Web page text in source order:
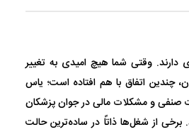
دارند. وقتی شما هیچ امیدی به تغییر
چندین اتفاق با هم افتاده است؛ یاس
صنفی و مشکلات مالی در جوان پزشکان
از شغل‌ها ذاتاً در ساده‌ترین حالت